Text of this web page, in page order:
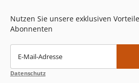
Nutzen Sie unsere exklusiven
Abonnenten
E-Mail-Adresse
Datenschutz